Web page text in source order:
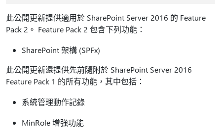
此公開更新提供適用於 SharePoint Server 2016 的 Feature
Pack 2。 Feature Pack 2 包含下列功能：
SharePoint 架構 (SPFx)
此公開更新還提供先前隨附於 SharePoint Server 2016
Feature Pack 1 的所有功能，其中包括：
系統管理動作記錄
MinRole 增強功能